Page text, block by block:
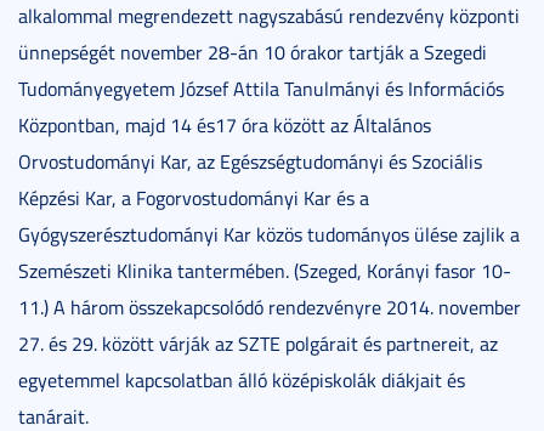
alkalommal megrendezett nagyszabású rendezvény központi
ünnepségét november 28-án 10 órakor tartják a Szegedi
Tudományegyetem József Attila Tanulmányi és Információs
Központban, majd 14 és17 óra között az Általános
Orvostudományi Kar, az Egészségtudományi és Szociális
Képzési Kar, a Fogorvostudományi Kar és a
Gyógyszerésztudományi Kar közös tudományos ülése zajlik a
Szemészeti Klinika tantermében. (Szeged, Korányi fasor 10-
11.) A három összekapcsolódó rendezvényre 2014. november
27. és 29. között várják az SZTE polgárait és partnereit, az
egyetemmel kapcsolatban álló középiskolák diákjait és
tanárait.